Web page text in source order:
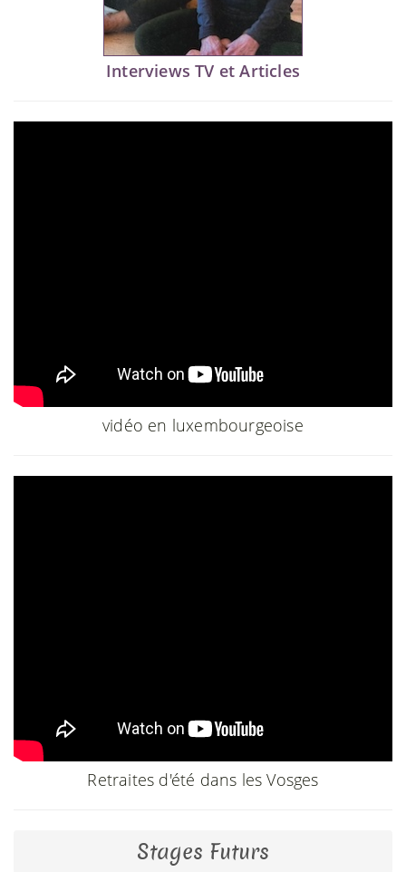
Interviews TV et Articles
vidéo en luxembourgeoise
Retraites d'été dans les Vosges
Stages Futurs